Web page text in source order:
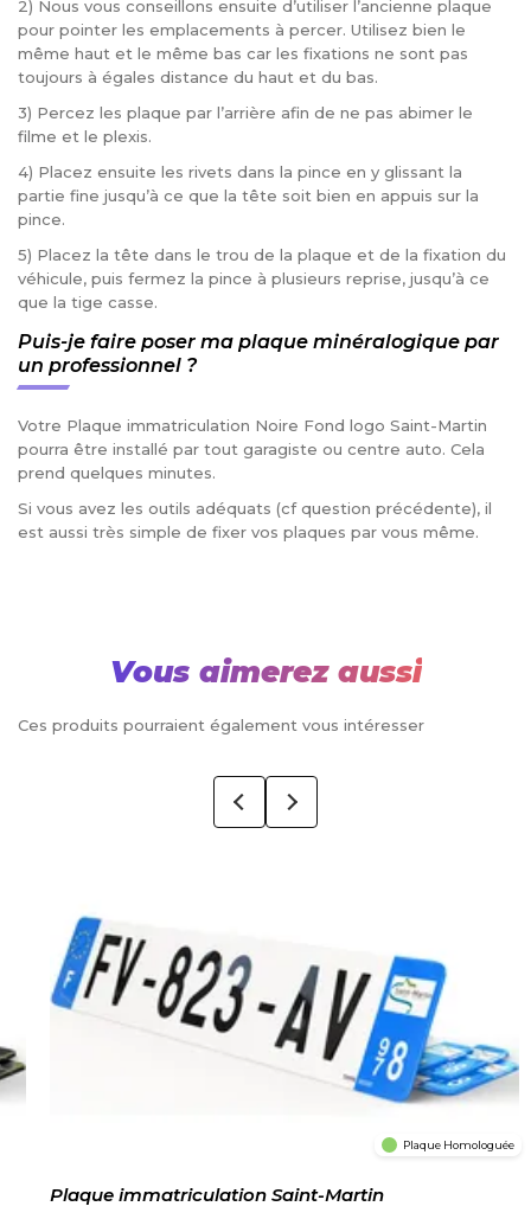
2) Nous vous conseillons ensuite d’utiliser l’ancienne plaque
pour pointer les emplacements à percer. Utilisez bien le
même haut et le même bas car les fixations ne sont pas
toujours à égales distance du haut et du bas.
3) Percez les plaque par l’arrière afin de ne pas abimer le
filme et le plexis.
4) Placez ensuite les rivets dans la pince en y glissant la
partie fine jusqu’à ce que la tête soit bien en appuis sur la
pince.
5) Placez la tête dans le trou de la plaque et de la fixation du
véhicule, puis fermez la pince à plusieurs reprise, jusqu’à ce
que la tige casse.
Puis-je faire poser ma plaque minéralogique par
un professionnel ?
Votre Plaque immatriculation Noire Fond logo Saint-Martin
pourra être installé par tout garagiste ou centre auto. Cela
prend quelques minutes.
Si vous avez les outils adéquats (cf question précédente), il
est aussi très simple de fixer vos plaques par vous même.
Vous aimerez aussi
Ces produits pourraient également vous intéresser
Plaque Homologuée
Plaque immatriculation Saint-Martin